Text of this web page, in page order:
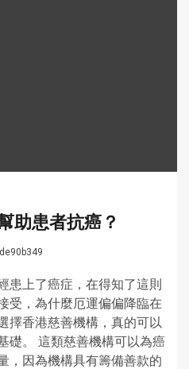
助患者抗癌？
患上了癌症，在得知了這則
受，為什麼厄運偏偏降臨在
擇香港慈善機構，真的可以
礎。 這類慈善機構可以為癌
，因為機構具有籌備善款的